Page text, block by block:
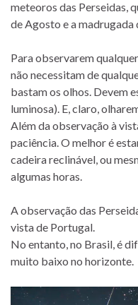
meteoros das Perseidas,
de Agosto e a madrugada
Para observarem
não necessitam de
bastam os olhos. Devem
luminosa). E, claro,
Além da observação à
paciência. O melhor é
cadeira reclinável, ou
algumas horas.
A observação das
vista de Portugal.
No entanto, no Brasil, é
muito baixo no horizonte.